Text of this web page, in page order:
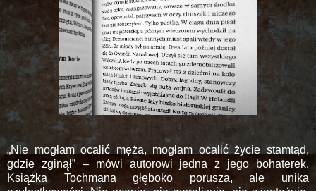
„Nie mogłam ocalić męża, mogłam ocalić życie stamtąd,
gdzie zginął” – mówi autorowi jedna z jego bohaterek.
Książka Tochmana głęboko porusza, ale unika